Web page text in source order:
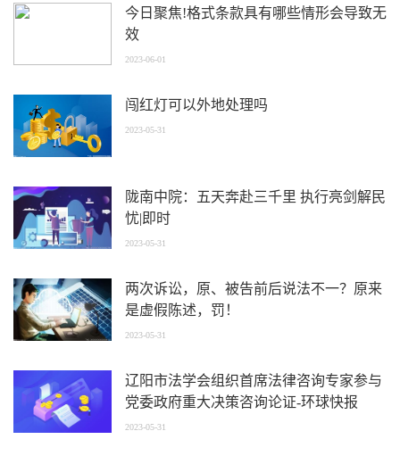
今日聚焦!格式条款具有哪些情形会导致无
效
2023-06-01
闯红灯可以外地处理吗
2023-05-31
陇南中院：五天奔赴三千里 执行亮剑解民
忧|即时
2023-05-31
两次诉讼，原、被告前后说法不一？原来
是虚假陈述，罚！
2023-05-31
辽阳市法学会组织首席法律咨询专家参与
党委政府重大决策咨询论证-环球快报
2023-05-31